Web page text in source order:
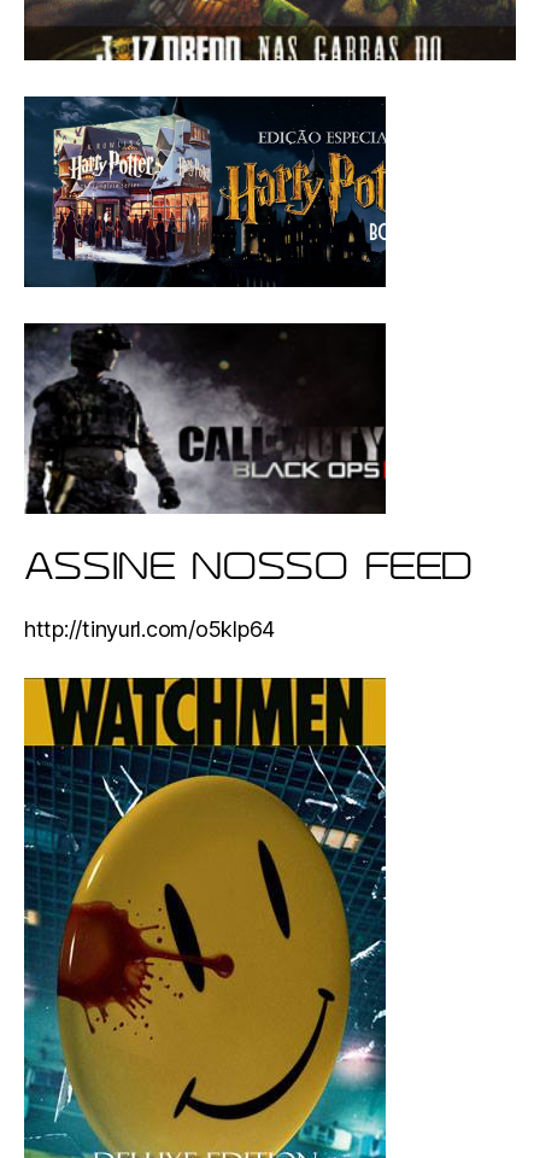
ASSINE NOSSO FEED
http://tinyurl.com/o5klp64